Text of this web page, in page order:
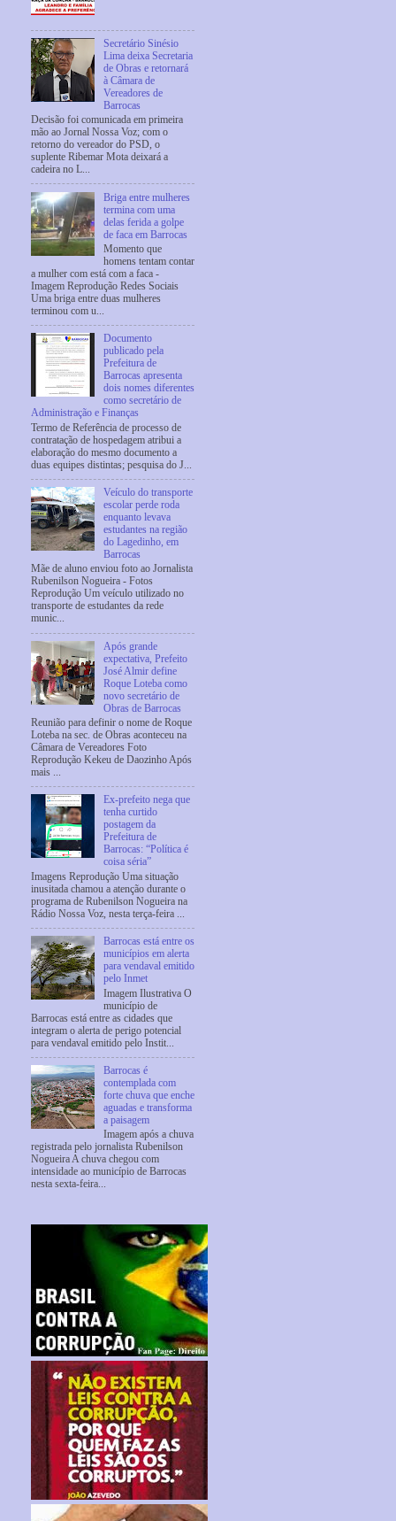
Secretário Sinésio
Lima deixa Secretaria
de Obras e retornará
à Câmara de
Vereadores de
Barrocas
Decisão foi comunicada em primeira
mão ao Jornal Nossa Voz; com o
retorno do vereador do PSD, o
suplente Ribemar Mota deixará a
cadeira no L...
Briga entre mulheres
termina com uma
delas ferida a golpe
de faca em Barrocas
Momento que
homens tentam contar
a mulher com está com a faca -
Imagem Reprodução Redes Sociais
Uma briga entre duas mulheres
terminou com u...
Documento
publicado pela
Prefeitura de
Barrocas apresenta
dois nomes diferentes
como secretário de
Administração e Finanças
Termo de Referência de processo de
contratação de hospedagem atribui a
elaboração do mesmo documento a
duas equipes distintas; pesquisa do J...
Veículo do transporte
escolar perde roda
enquanto levava
estudantes na região
do Lagedinho, em
Barrocas
Mãe de aluno enviou foto ao Jornalista
Rubenilson Nogueira - Fotos
Reprodução Um veículo utilizado no
transporte de estudantes da rede
munic...
Após grande
expectativa, Prefeito
José Almir define
Roque Loteba como
novo secretário de
Obras de Barrocas
Reunião para definir o nome de Roque
Loteba na sec. de Obras aconteceu na
Câmara de Vereadores Foto
Reprodução Kekeu de Daozinho Após
mais ...
Ex-prefeito nega que
tenha curtido
postagem da
Prefeitura de
Barrocas: “Política é
coisa séria”
Imagens Reprodução Uma situação
inusitada chamou a atenção durante o
programa de Rubenilson Nogueira na
Rádio Nossa Voz, nesta terça-feira ...
Barrocas está entre os
municípios em alerta
para vendaval emitido
pelo Inmet
Imagem Ilustrativa O
município de
Barrocas está entre as cidades que
integram o alerta de perigo potencial
para vendaval emitido pelo Instit...
Barrocas é
contemplada com
forte chuva que enche
aguadas e transforma
a paisagem
Imagem após a chuva
registrada pelo jornalista Rubenilson
Nogueira A chuva chegou com
intensidade ao município de Barrocas
nesta sexta-feira...